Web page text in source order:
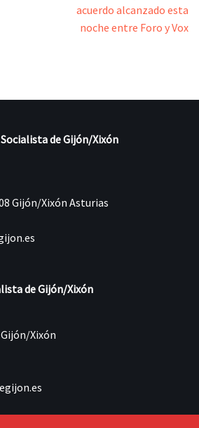
acuerdo alcanzado esta
noche entre Foro y Vox
de Gijón/Xixón
Gijón/Xixón Asturias
de Gijón/Xixón
Gijón/Xixón